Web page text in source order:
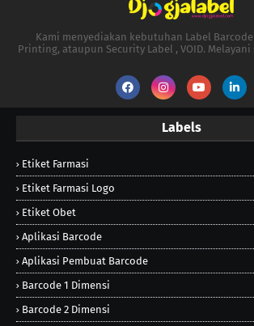
Kami menyediakan kebutuhan Label
Printing, ataupun Security Label , VOID.
Labels
Etiket Farmasi
Etiket Farmasi Logo
Etiket Obet
Aplikasi Barcode
Aplikasi Pembuat Barcode
Barcode 1 Dimensi
Barcode 2 Dimensi